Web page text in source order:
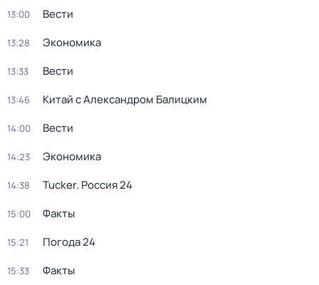
13:00 Вести
13:28 Экономика
13:33 Вести
13:46 Китай с Александром Балицким
14:00 Вести
14:23 Экономика
14:38 Tucker. Россия 24
15:00 Факты
15:21 Погода 24
15:33 Факты